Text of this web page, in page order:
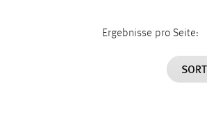
Ergebnisse pro Seite:
Cookie Laufzeit: